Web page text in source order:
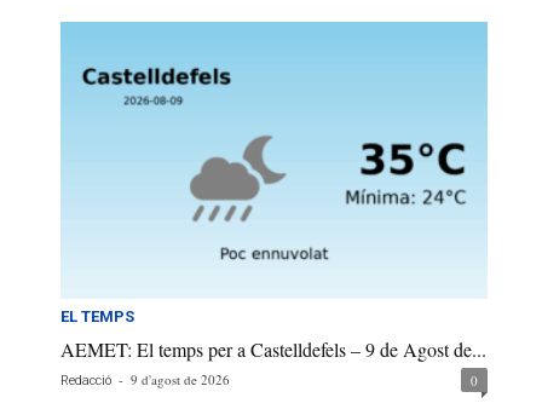
EL TEMPS
AEMET: El temps per a Castelldefels – 9 de Agost de...
Redacció - 9 d'agost de 2026 0